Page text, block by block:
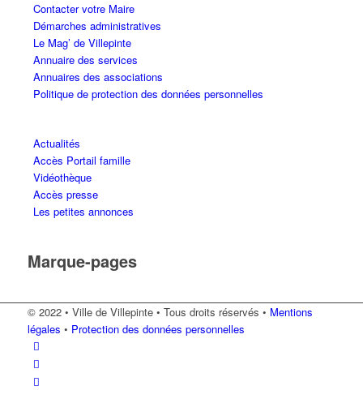
Contacter votre Maire
Démarches administratives
Le Mag’ de Villepinte
Annuaire des services
Annuaires des associations
Politique de protection des données personnelles
Actualités
Accès Portail famille
Vidéothèque
Accès presse
Les petites annonces
Marque-pages
© 2022 • Ville de Villepinte • Tous droits réservés • Mentions
légales • Protection des données personnelles